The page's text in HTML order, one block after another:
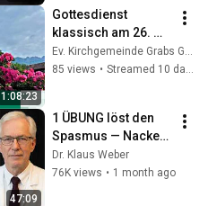
1:08:23
Gottesdienst
klassisch am 26.
Juli um 10 Uhr
Ev. Kirchgemeinde Grabs Gams
85 views • Streamed 10 days ago
47:09
1 ÜBUNG löst den
Spasmus — Nacken,
Schultern und
Schwellungen
Dr. Klaus Weber
76K views • 1 month ago